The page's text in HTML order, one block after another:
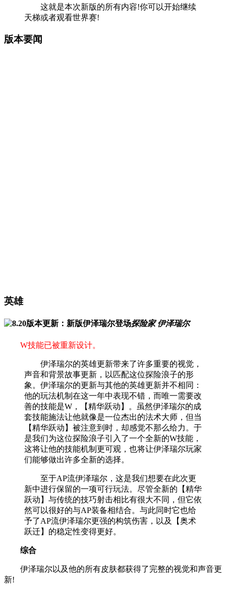
这就是本次新版的所有内容!你可以开始继续
天梯或者观看世界赛!
版本要闻
英雄
探险家 伊泽瑞尔
W技能已被重新设计。
伊泽瑞尔的英雄更新带来了许多重要的视觉，
声音和背景故事更新，以匹配这位探险浪子的形
象。伊泽瑞尔的更新与其他的英雄更新并不相同：
他的玩法机制在这一年中表现不错，而唯一需要改
善的技能是W，【精华跃动】。虽然伊泽瑞尔的成
套技能施法让他就像是一位杰出的法术大师，但当
【精华跃动】被注意到时，却感觉不那么给力。于
是我们为这位探险浪子引入了一个全新的W技能，
这将让他的技能机制更可观，也将让伊泽瑞尔玩家
们能够做出许多全新的选择。
至于AP流伊泽瑞尔，这是我们想要在此次更
新中进行保留的一项可行玩法。尽管全新的【精华
跃动】与传统的技巧射击相比有很大不同，但它依
然可以很好的与AP装备相结合。与此同时它也给
予了AP流伊泽瑞尔更强的构筑伤害，以及【奥术
跃迁】的稳定性变得更好。
综合
伊泽瑞尔以及他的所有皮肤都获得了完整的视觉和声音更
新!